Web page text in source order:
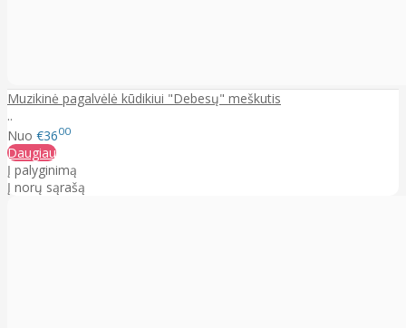
Muzikinė pagalvėlė kūdikiui "Debesų" meškutis
..
Nuo €3600
Daugiau
Į palyginimą
Į norų sąrašą